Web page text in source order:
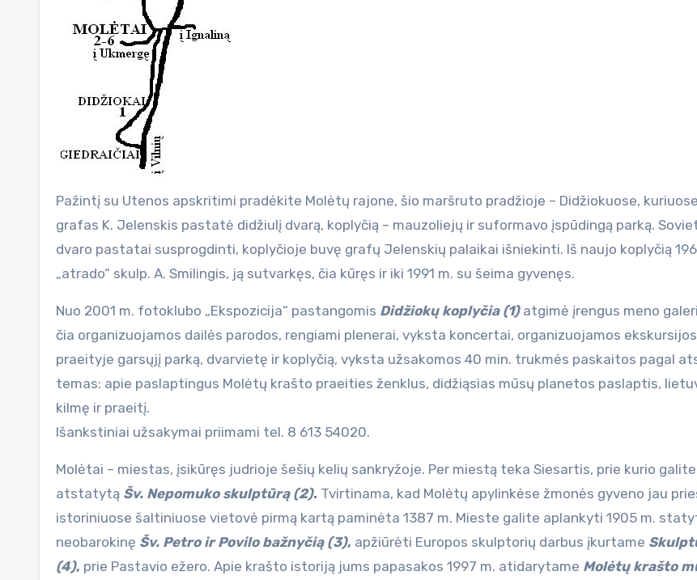
Pažintį su Utenos apskritimi pradėkite Molėtų rajone, šio maršruto pradžioje – Didžiokuose, kuriuose
grafas K. Jelenskis pastatė didžiulį dvarą, koplyčią – mauzoliejų ir suformavo įspūdingą parką.
dvaro pastatai susprogdinti, koplyčioje buvę grafų Jelenskių palaikai išniekinti. Iš naujo koplyčią
„atrado“ skulp. A. Smilingis, ją sutvarkęs, čia kūręs ir iki 1991 m. su šeima gyvenęs.
Nuo 2001 m. fotoklubo „Ekspozicija“ pastangomis Didžiokų koplyčia (1)atgimė įrengus meno
čia organizuojamos dailės parodos, rengiami plenerai, vyksta koncertai, organizuojamos
praeityje garsųjį parką, dvarvietę ir koplyčią, vyksta užsakomos 40 min. trukmės paskaitos pagal
temas: apie paslaptingus Molėtų krašto praeities ženklus, didžiąsias mūsų planetos paslaptis,
kilmę ir praeitį.
Išankstiniai užsakymai priimami tel. 8 613 54020.
Molėtai – miestas, įsikūręs judrioje šešių kelių sankryžoje. Per miestą teka Siesartis, prie kurio
atstatytą Šv. Nepomuko skulptūrą (2). Tvirtinama, kad Molėtų apylinkėse žmonės gyveno jau
istoriniuose šaltiniuose vietovė pirmą kartą paminėta 1387 m. Mieste galite aplankyti 1905 m.
neobarokinę Šv. Petro ir Povilo bažnyčią (3), apžiūrėti Europos skulptorių darbus įkurtame
(4), prie Pastavio ežero. Apie krašto istoriją jums papasakos 1997 m. atidarytame Molėtų krašto